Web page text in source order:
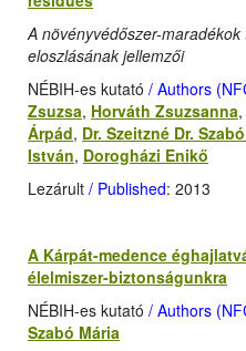
A növényvédőszer-
eloszlásának jellemzői
NÉBIH-es kutató / Authors
Zsuzsa, Horváth Zsuzsanna,
Árpád, Dr. Szeitzné Dr.
István, Dorogházi Enikő
Lezárult / Published: 2013
A Kárpát-medence
élelmiszer-biztonságunkra
NÉBIH-es kutató / Authors
Szabó Mária